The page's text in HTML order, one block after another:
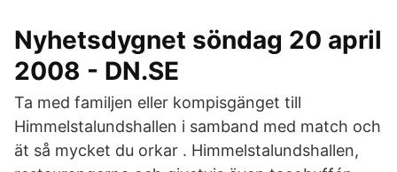
Nyhetsdygnet söndag 20 april
2008 - DN.SE
Ta med familjen eller kompisgänget till
Himmelstalundshallen i samband med match och
ät så mycket du orkar . Himmelstalundshallen,